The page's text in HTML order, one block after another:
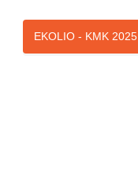
EKOLIO - KMK 2025